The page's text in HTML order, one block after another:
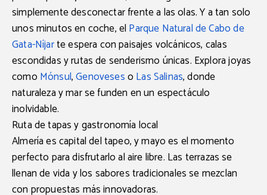
simplemente desconectar frente a las olas. Y a tan solo
unos minutos en coche, el Parque Natural de Cabo de
Gata-Níjarte espera con paisajes volcánicos, calas
escondidas y rutas de senderismo únicas. Explora joyas
como Mónsul,Genoveseso Las Salinas, donde
naturaleza y mar se funden en un espectáculo
inolvidable.
Ruta de tapas y gastronomía local
Almería es capital del tapeo, y mayo es el momento
perfecto para disfrutarlo al aire libre. Las terrazas se
llenan de vida y los sabores tradicionales se mezclan
con propuestas más innovadoras.